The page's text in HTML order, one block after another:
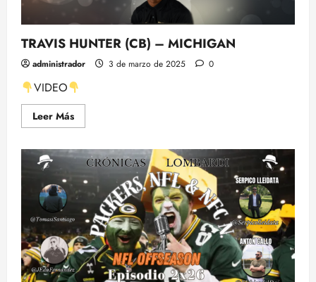
TRAVIS HUNTER (CB) – MICHIGAN
administrador 3 de marzo de 2025 0
VIDEO
Leer MásLeer
más
TRAVIS
HUNTER
MICHIGAN